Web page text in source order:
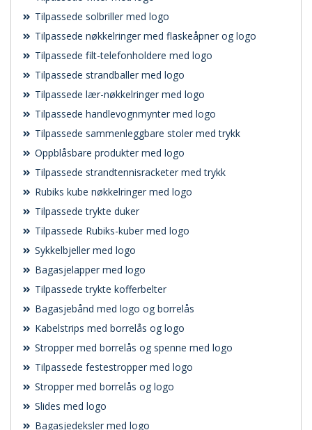
Tilpassede solbriller med logo
Tilpassede nøkkelringer med flaskeåpner og logo
Tilpassede filt-telefonholdere med logo
Tilpassede strandballer med logo
Tilpassede lær-nøkkelringer med logo
Tilpassede handlevognmynter med logo
Tilpassede sammenleggbare stoler med trykk
Oppblåsbare produkter med logo
Tilpassede strandtennisracketer med trykk
Rubiks kube nøkkelringer med logo
Tilpassede trykte duker
Tilpassede Rubiks-kuber med logo
Sykkelbjeller med logo
Bagasjelapper med logo
Tilpassede trykte kofferbelter
Bagasjebånd med logo og borrelås
Kabelstrips med borrelås og logo
Stropper med borrelås og spenne med logo
Tilpassede festestropper med logo
Stropper med borrelås og logo
Slides med logo
Bagasjedeksler med logo